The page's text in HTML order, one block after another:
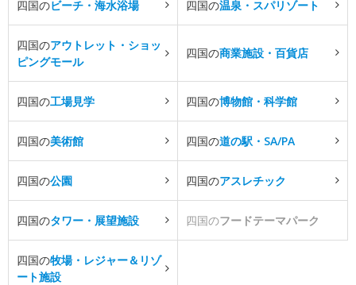
四国のビーチ・海水浴場 四国の温泉・スパリゾート
四国のアウトレット・ショッ
ピングモール
四国の商業施設・百貨店
四国の工場見学 四国の博物館・科学館
四国の美術館 四国の道の駅・SA/PA
四国の公園 四国のアスレチック
四国のタワー・展望施設 四国のフードテーマパーク
四国の牧場・レジャー＆リゾ
ート施設